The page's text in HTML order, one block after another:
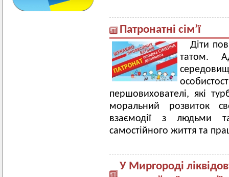
Патронатні сім’ї
Діти
татом.
першовихователі, які
моральний розвиток
взаємодії з людьми
самостійного життя та
У Миргороді